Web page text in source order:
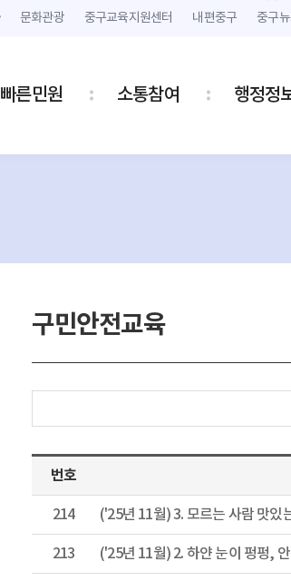
문화관광 중구교육지원센터 내편중구 중구
빠른민원 소통참여 행정정
구민안전교육
번호
214
213 ('25년 11월) 2. 하얀 눈이 펑펑,